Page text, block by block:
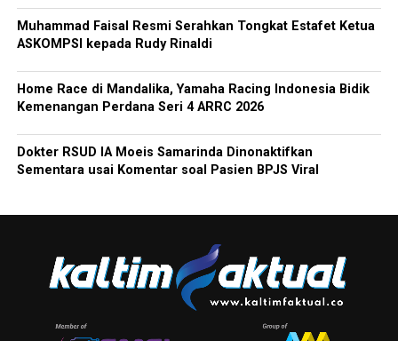
Muhammad Faisal Resmi Serahkan Tongkat Estafet Ketua
ASKOMPSI kepada Rudy Rinaldi
Home Race di Mandalika, Yamaha Racing Indonesia Bidik
Kemenangan Perdana Seri 4 ARRC 2026
Dokter RSUD IA Moeis Samarinda Dinonaktifkan
Sementara usai Komentar soal Pasien BPJS Viral